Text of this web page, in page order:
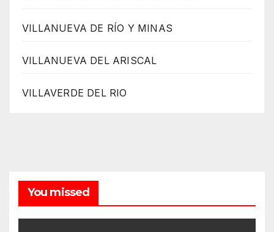
VILLANUEVA DE RÍO Y MINAS
VILLANUEVA DEL ARISCAL
VILLAVERDE DEL RIO
You missed